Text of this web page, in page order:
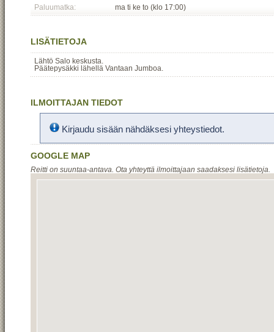
Paluumatka:
ma ti ke to (klo 17:00)
LISÄTIETOJA
Lähtö Salo keskusta.
Päätepysäkki lähellä Vantaan Jumboa.
ILMOITTAJAN TIEDOT
Kirjaudu sisään nähdäksesi yhteystiedot.
GOOGLE MAP
Reitti on suuntaa-antava. Ota yhteyttä ilmoittajaan saadaksesi lisätietoja.